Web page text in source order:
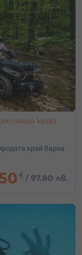
край
край Варна
€ / 97.80 лв.